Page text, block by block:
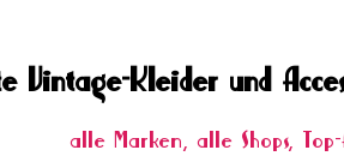
Vintage-Kleider und
alle Marken, alle Shops,